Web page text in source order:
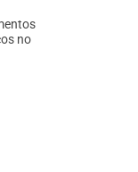
no